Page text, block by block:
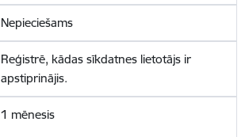
Nepieciešams
Reģistrē, kādas sīkdatnes lietotājs ir
apstiprinājis.
1 mēnesis